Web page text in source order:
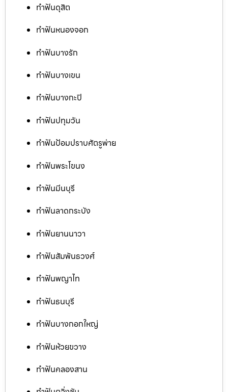
ทำฟันดุสิต
ทำฟันหนองจอก
ทำฟันบางรัก
ทำฟันบางเขน
ทำฟันบางกะปิ
ทำฟันปทุมวัน
ทำฟันป้อมปราบศัตรูพ่าย
ทำฟันพระโขนง
ทำฟันมีนบุรี
ทำฟันลาดกระบัง
ทำฟันยานนาวา
ทำฟันสัมพันธวงศ์
ทำฟันพญาไท
ทำฟันธนบุรี
ทำฟันบางกอกใหญ่
ทำฟันห้วยขวาง
ทำฟันคลองสาน